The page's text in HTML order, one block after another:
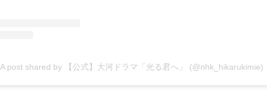
A post shared by 【公式】大河ドラマ「光る君へ」 (@nhk_hikarukimie)